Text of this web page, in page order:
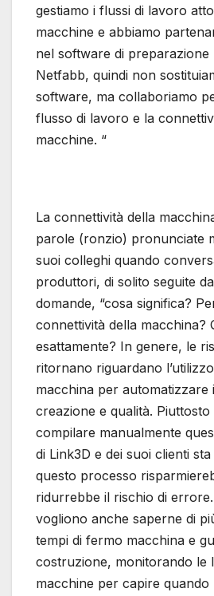
gestiamo i flussi di lavoro
macchine e abbiamo
nel software di preparazione
Netfabb, quindi non
software, ma collaboriamo
flusso di lavoro e la
macchine. “
La connettività della
parole (ronzio) pronunciate
suoi colleghi quando
produttori, di solito seguite
domande, “cosa significa?
connettività della macchina?
esattamente? In genere, le
ritornano riguardano
macchina per automatizzare
creazione e qualità.
compilare manualmente
di Link3D e dei suoi clienti
questo processo
ridurrebbe il rischio di
vogliono anche saperne di
tempi di fermo macchina e
costruzione, monitorando le
macchine per capire